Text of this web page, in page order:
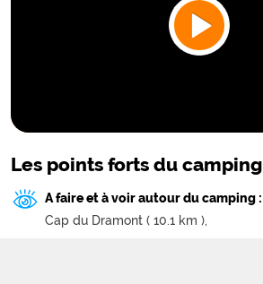
Les points forts du camping
A faire et à voir autour du camping :
Cap du Dramont ( 10.1 km ),